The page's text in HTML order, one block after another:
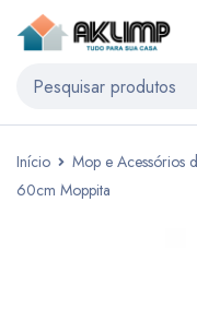
Início Mop e Acessórios
60cm Moppita